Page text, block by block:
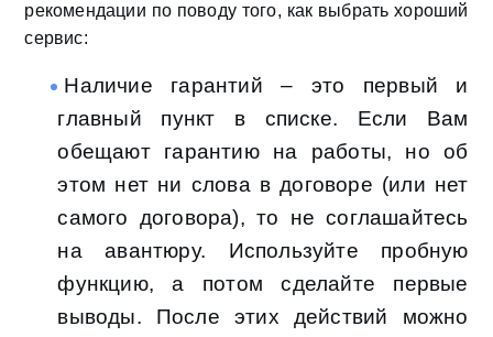
рекомендации по поводу того, как выбрать хороший
сервис:
Наличие гарантий – это первый и
главный пункт в списке. Если Вам
обещают гарантию на работы, но об
этом нет ни слова в договоре (или нет
самого договора), то не соглашайтесь
на авантюру. Используйте пробную
функцию, а потом сделайте первые
выводы. После этих действий можно